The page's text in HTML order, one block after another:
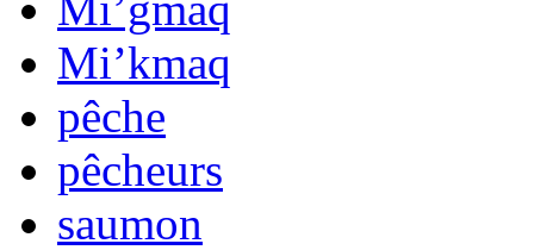
Mi’kmaq
pêche
pêcheurs
saumon